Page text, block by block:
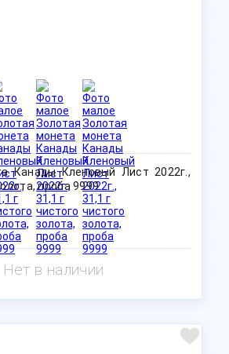
Канады Кленовый Лист 2022г.,
проба 9999
Нет в наличии